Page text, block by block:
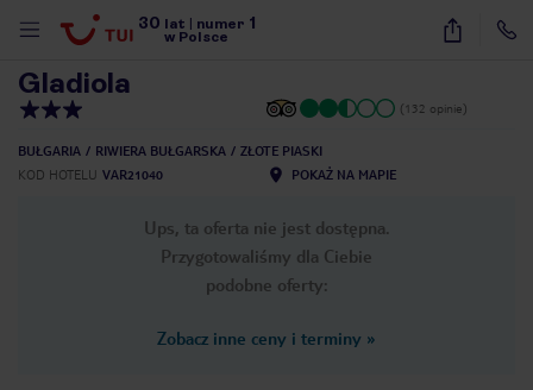
30 lat numer 1
w Polsce
10
Gladiola
(132 opinie)
BUŁGARIA RIWIERA BUŁGARSKA
ZŁOTE PIASKI
KOD HOTELU VAR21040 POKAŻ NA MAPIE
Ups, ta oferta nie jest dostępna.
Przygotowaliśmy dla Ciebie
podobne oferty:
Zobacz inne ceny i terminy »